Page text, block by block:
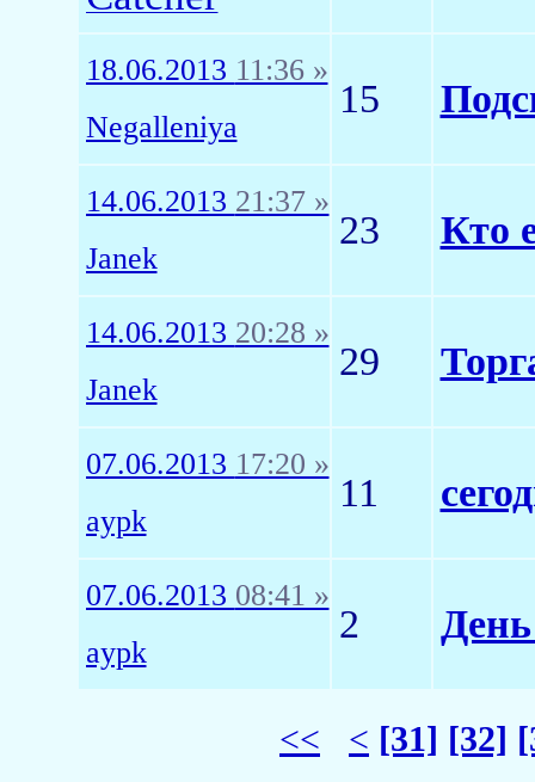
18.06.2013 11:36 »
Negalleniya
15
14.06.2013 21:37 »
Janek
23 Кто
14.06.2013 20:28 »
Janek
29
07.06.2013 17:20 »
aypk
11
07.06.2013 08:41 »
aypk
2
<< < [31] [32]